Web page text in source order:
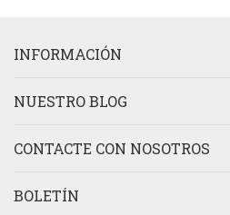
INFORMACIÓN
NUESTRO BLOG
CONTACTE CON NOSOTROS
BOLETÍN